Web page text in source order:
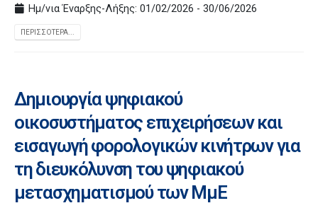
Ημ/νια Έναρξης-Λήξης: 01/02/2026 - 30/06/2026
ΠΕΡΙΣΣΌΤΕΡΑ...
Δημιουργία ψηφιακού
οικοσυστήματος επιχειρήσεων και
εισαγωγή φορολογικών κινήτρων για
τη διευκόλυνση του ψηφιακού
μετασχηματισμού των ΜμΕ